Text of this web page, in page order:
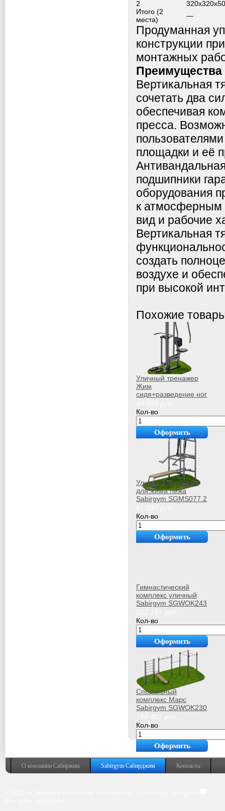
2
Итого (2
места)
—
Продуманная
конструкции
монтажных
Преимущества
Вертикальная
сочетать два
обеспечивая
пресса.
площадки и её
подшипники
оборудования
к атмосферным
вид и рабочие
Вертикальная
создать
воздухе и
при высокой
Похожие
Уличный тренажер
Жим
сидя+разведение ног
swat
Кол-во
Оформить
покупку
Уличный тренажер
для жима лежа
Sabirgym SGMS077.2
Кол-во
Оформить
Гимнастический
комплекс уличный
Sabirgym SGWOK243
Кол-во
Оформить
покупку
Спортивный
комплекс Марс
Sabirgym SGWOK230
Кол-во
Оформить
покупку
О компании Сабиржим Sabirgym Сабирджим Контакты